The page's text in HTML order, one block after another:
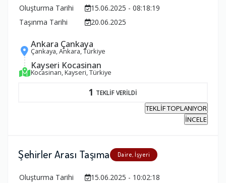
Oluşturma Tarihi
15.06.2025 - 08:18:19
Taşınma Tarihi
20.06.2025
Ankara Çankaya
Çankaya, Ankara, Türkiye
Kayseri Kocasinan
Kocasinan, Kayseri, Türkiye
1 TEKLİF VERİLDİ
TEKLİF TOPLANIYOR
İNCELE
Şehirler Arası Taşıma Daire, İşyeri
Oluşturma Tarihi
15.06.2025 - 10:02:18